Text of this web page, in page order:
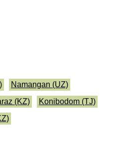
Namangan (UZ)
(KZ)
Konibodom (TJ)